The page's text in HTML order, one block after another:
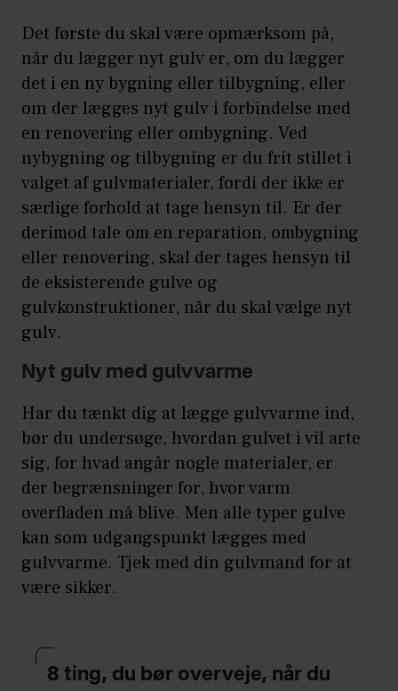
Det første du skal være opmærksom på,
når du lægger nyt gulv er, om du lægger
det i en ny bygning eller tilbygning, eller
om der lægges nyt gulv i forbindelse med
en renovering eller ombygning. Ved
nybygning og tilbygning er du frit stillet i
valget af gulvmaterialer, fordi der ikke er
særlige forhold at tage hensyn til. Er der
derimod tale om en reparation, ombygning
eller renovering, skal der tages hensyn til
de eksisterende gulve og
gulvkonstruktioner, når du skal vælge nyt
gulv.
Nyt gulv med gulvvarme
Har du tænkt dig at lægge gulvvarme ind,
bør du undersøge, hvordan gulvet i vil arte
sig, for hvad angår nogle materialer, er
der begrænsninger for, hvor varm
overfladen må blive. Men alle typer gulve
kan som udgangspunkt lægges med
gulvvarme. Tjek med din gulvmand for at
være sikker.
8 ting, du bør overveje, når du